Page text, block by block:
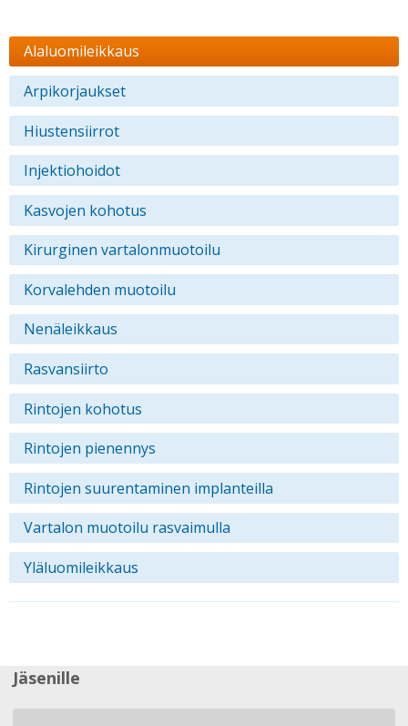
Alaluomileikkaus
Arpikorjaukset
Hiustensiirrot
Injektiohoidot
Kasvojen kohotus
Kirurginen vartalonmuotoilu
Korvalehden muotoilu
Nenäleikkaus
Rasvansiirto
Rintojen kohotus
Rintojen pienennys
Rintojen suurentaminen implanteilla
Vartalon muotoilu rasvaimulla
Yläluomileikkaus
Jäsenille